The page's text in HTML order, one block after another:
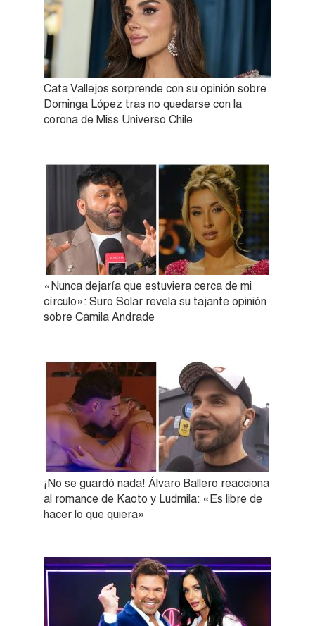
Cata Vallejos sorprende con su opinión sobre
Dominga López tras no quedarse con la
corona de Miss Universo Chile
«Nunca dejaría que estuviera cerca de mi
círculo»: Suro Solar revela su tajante opinión
sobre Camila Andrade
¡No se guardó nada! Álvaro Ballero reacciona
al romance de Kaoto y Ludmila: «Es libre de
hacer lo que quiera»